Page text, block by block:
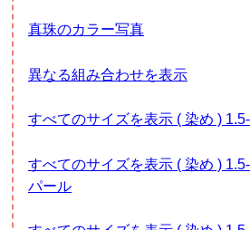
真珠のカラー写真
異なる組み合わせを表示
すべてのサイズを表示 ( 染め )
すべてのサイズを表示 ( 染め ) 1.5-4mm メソポーラス
パール